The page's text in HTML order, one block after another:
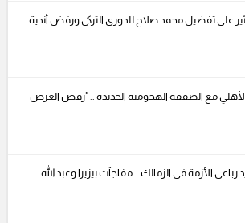
على تفضيل محمد صلاح للدوري التركي ورفض أندية
مع الصفقة الهجومية الجديدة .. "رفض العرض
رباعي الأزمة في الزمالك .. مفاجآت بيزيرا وعبد الله